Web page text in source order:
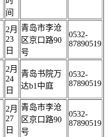
间
2月
23
日
青岛市李沧
区京口路90
号
0532-
87890519
2月
24
日
青岛书院万
达b1中庭
0532-
87890519
2月
27
日
青岛市李沧
区京口路90
号
0532-
87890519